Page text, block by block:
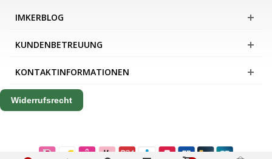
IMKERBLOG
KUNDENBETREUUNG
KONTAKTINFORMATIONEN
Widerrufsrecht